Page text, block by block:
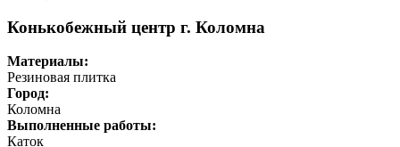
Конькобежный центр г. Коломна
Материалы:
Резиновая плитка
Город:
Коломна
Выполненные работы:
Каток